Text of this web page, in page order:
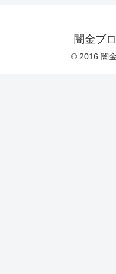
闇金ブ
© 2016 闇